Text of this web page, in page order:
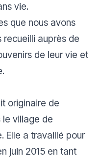
vie.
que nous avons
auprès de
de leur vie et
originaire de
le village de
Elle a travaillé pour
juin 2015 en tant